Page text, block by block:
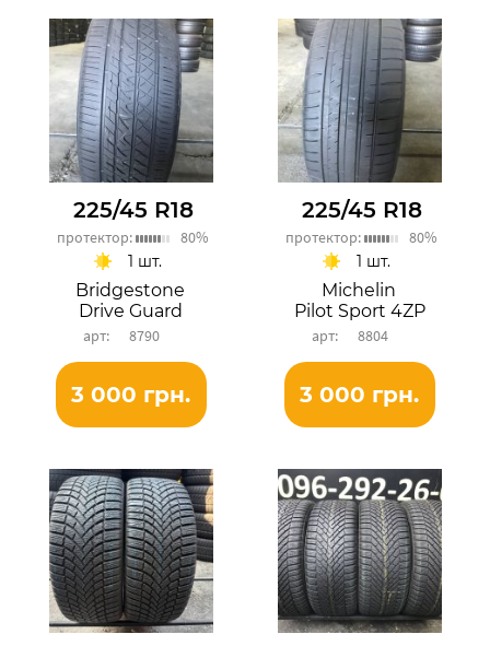
225/45 R18
протектор: 80%
Bridgestone
Drive Guard
8790
1 шт.
3 000 грн.
225/45 R18
протектор: 80%
Michelin
Pilot Sport 4ZP
8804
1 шт.
3 000 грн.